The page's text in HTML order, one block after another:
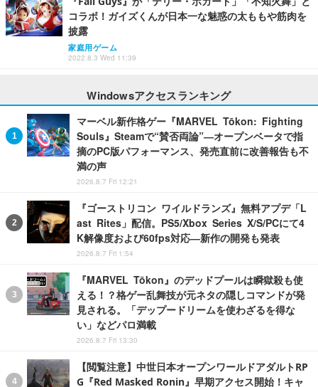
コラボ！ガイズくんが日本一な魅惑の太ももや筋肉を
披露
家庭用ゲーム
2022.8.3 Wed 11:39
Windowsアクセスランキング
マーベル新作格ゲー『MARVEL Tōkon: Fighting
Souls』Steamで“賛否両論”―オープンベータで指
摘のPC版パフォーマンス、発売直前に改善報告も不
満の声
2026.8.7 Fri 12:21
『ゴーストリコン ワイルドランズ』無料アプデ「L
ast Rites」配信。PS5/Xbox Series X/S/PCにて4
K解像度および60fps対応―新作の開発も発表
2026.8.7 Fri 1:54
『MARVEL Tōkon』のデッドプールは瞬獄殺も使
える！？格ゲー乱舞技が元ネタの隠しコマンドが発
見される。「デップードリームを使わざるを得な
い」などパロ満載
2026.8.7 Fri 13:30
【閲覧注意】中世日本オープンワールドアダルトRP
G『Red Masked Ronin』早期アクセス開始！キャ